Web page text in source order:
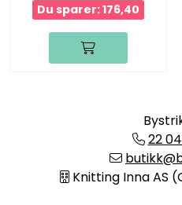
Du sparer: 176,40
22
Knitting Inna AS